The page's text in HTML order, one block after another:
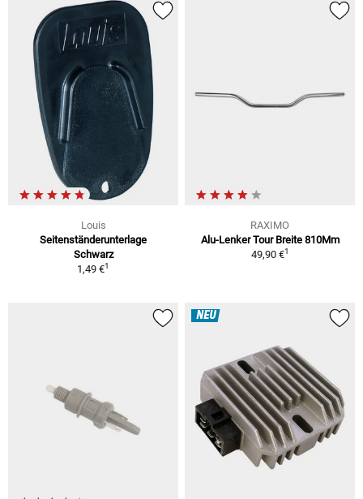
Louis
Seitenständerunterlage
Schwarz
1,49 €1
RAXIMO
Alu-Lenker Tour Breite 810Mm
49,90 €1
NEU